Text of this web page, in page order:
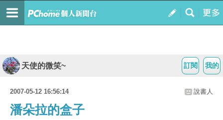
我的
訂閱
天使的微笑~
2007-05-12 16:56:14 說書人
潘朵拉的盒子